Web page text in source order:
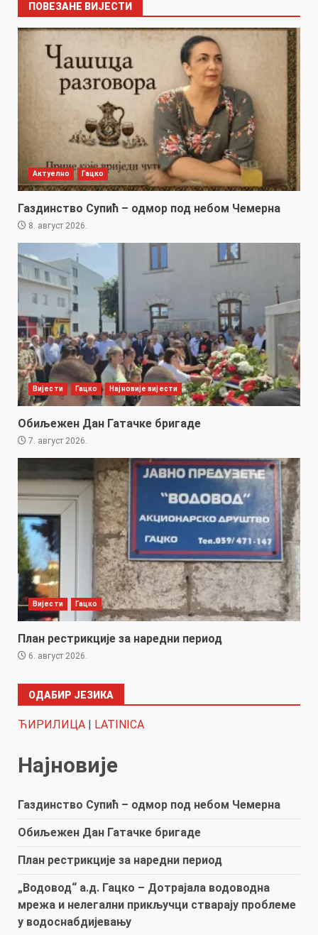
ПОВЕЗАНЕ ВИЈЕСТИ
Актуелно Гацко
Газдинство Супић – одмор под небом Чемерна
8. август 2026.
Вијести Гацко Најновије вијести
Обиљежен Дан Гатачке бригаде
7. август 2026.
Вијести Гацко
План рестрикције за наредни период
6. август 2026.
ОДАБИР ЈЕЗИКА
ЋИРИЛИЦА LATINICA
Најновије
Газдинство Супић – одмор под небом Чемерна
Обиљежен Дан Гатачке бригаде
План рестрикције за наредни период
„Водовод“ а.д. Гацко – Дотрајала водоводна
мрежа и нелегални прикључци стварају проблеме
у водоснабдијевању